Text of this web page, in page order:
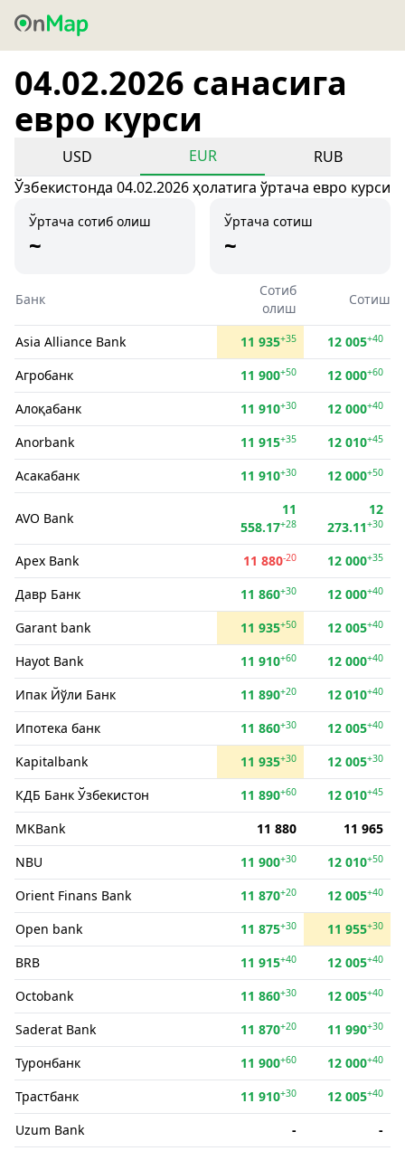
04.02.2026 санасига
евро курси
USD EUR
RUB
Ўзбекистонда 04.02.2026 ҳолатига ўртача евро курси
Ўртача сотиб олиш
~
Ўртача сотиш
~
Банк
Сотиб
олиш
Сотиш
Asia Alliance Bank 11 935+35 12 005+40
Агробанк 11 900+50 12 000+60
Алоқабанк 11 910+30 12 000+40
Anorbank 11 915+35 12 010+45
Асакабанк 11 910+30 12 000+50
AVO Bank
11
558.17+28
12
273.11+30
Apex Bank 11 880-20 12 000+35
Давр Банк 11 860+30 12 000+40
Garant bank 11 935+50 12 005+40
Hayot Bank 11 910+60 12 000+40
Ипак Йўли Банк 11 890+20 12 010+40
Ипотека банк 11 860+30 12 005+40
Kapitalbank 11 935+30 12 005+30
КДБ Банк Ўзбекистон 11 890+60 12 010+45
MKBank 11 880
11 965
NBU
11 900+30 12 010+50
Orient Finans Bank 11 870+20 12 005+40
Open bank 11 875+30 11 955+30
BRB 11 915+40 12 005+40
Octobank 11 860+30 12 005+40
Saderat Bank 11 870+20 11 990+30
Туронбанк 11 900+60 12 000+40
Трастбанк 11 910+30 12 005+40
Uzum Bank -
-